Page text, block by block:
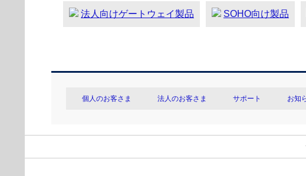
法人向けゲートウェイ製品 SOHO向け製品
個人のお客さま 法人のお客さま サポート お知